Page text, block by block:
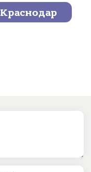
Краснодар